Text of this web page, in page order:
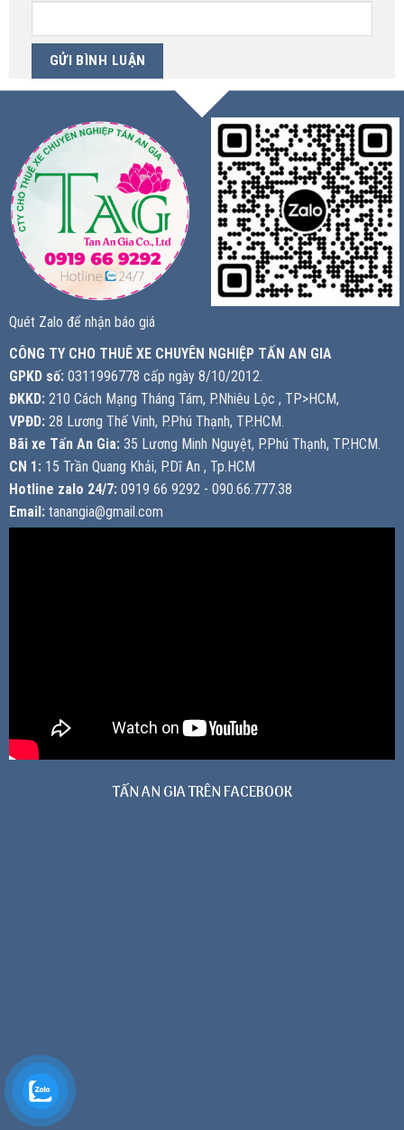
Quét Zalo để nhận báo giá
CÔNG TY CHO THUÊ XE CHUYÊN NGHIỆP TẤN AN GIA
GPKD số: 0311996778 cấp ngày 8/10/2012.
ĐKKD: 210 Cách Mạng Tháng Tám, P.Nhiêu Lộc , TP>HCM,
VPĐD: 28 Lương Thế Vinh, P.Phú Thạnh, TP.HCM.
Bãi xe Tấn An Gia: 35 Lương Minh Nguyệt, P.Phú Thạnh, TP.HCM.
CN 1: 15 Trần Quang Khải, P.Dĩ An , Tp.HCM
Hotline zalo 24/7: 0919 66 9292 - 090.66.777.38
Email: tanangia@gmail.com
TẤN AN GIA TRÊN FACEBOOK